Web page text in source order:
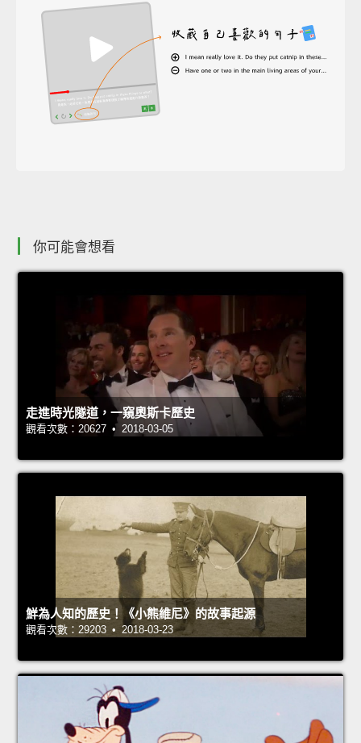
你可能會想看
走進時光隧道，一窺奧斯卡歷史
觀看次數：20627 • 2018-03-05
鮮為人知的歷史！《小熊維尼》的故事起源
觀看次數：29203 • 2018-03-23